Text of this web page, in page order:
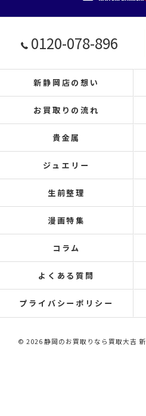
0120-078-896
新静岡店の想い
お買取りの流れ
貴金属
ジュエリー
生前整理
漫画特集
コラム
よくある質問
プライバシーポリシー
© 2026 静岡のお買取りなら買取大吉 新